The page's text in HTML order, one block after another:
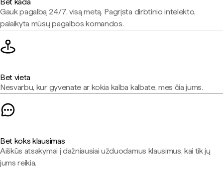
Gauk pagalbą 24/7, visą metą. Pagrįsta dirbtinio intelekto,
palaikyta mūsų pagalbos komandos.
Bet vieta
Nesvarbu, kur gyvenate ar kokia kalba kalbate, mes čia jums.
Bet koks klausimas
Aiškūs atsakymai į dažniausiai užduodamus klausimus, kai tik jų
jums reikia.